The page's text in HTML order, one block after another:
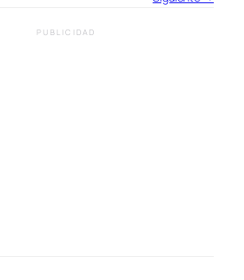
PUBLICIDAD